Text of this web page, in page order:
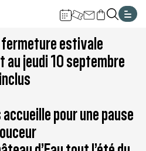
à
la
recherche
Aller
au
pied
plan
estivale
au jeudi 10 septembre
inclus
pour une pause